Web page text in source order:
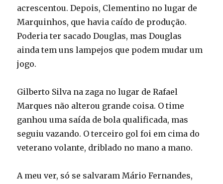
acrescentou. Depois, Clementino no lugar de
Marquinhos, que havia caído de produção.
Poderia ter sacado Douglas, mas Douglas
ainda tem uns lampejos que podem mudar um
jogo.
Gilberto Silva na zaga no lugar de Rafael
Marques não alterou grande coisa. O time
ganhou uma saída de bola qualificada, mas
seguiu vazando. O terceiro gol foi em cima do
veterano volante, driblado no mano a mano.
A meu ver, só se salvaram Mário Fernandes,